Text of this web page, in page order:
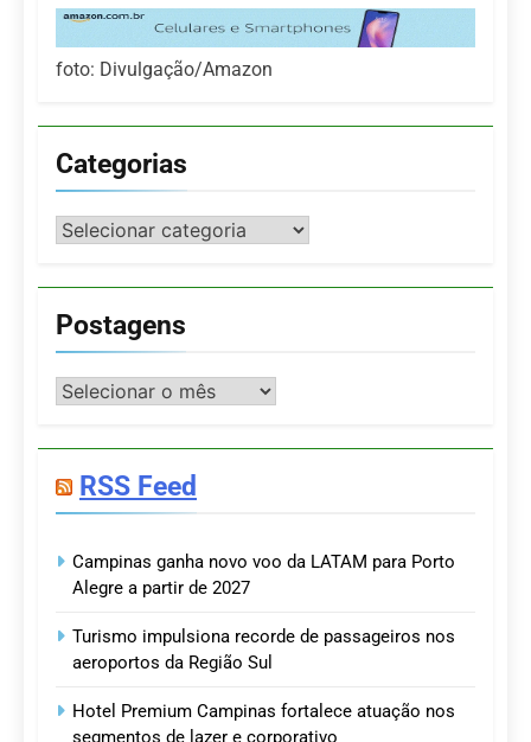
foto: Divulgação/Amazon
Categorias
Categorias
Postagens
Postagens
RSS Feed
Campinas ganha novo voo da LATAM para Porto
Alegre a partir de 2027
Turismo impulsiona recorde de passageiros nos
aeroportos da Região Sul
Hotel Premium Campinas fortalece atuação nos
segmentos de lazer e corporativo